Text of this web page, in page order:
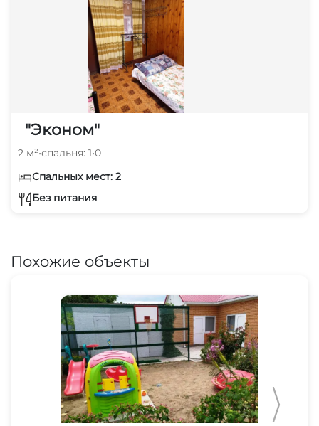
"Эконом"
2 м²•спальня: 1•0
Спальных мест: 2
Без питания
Похожие объекты